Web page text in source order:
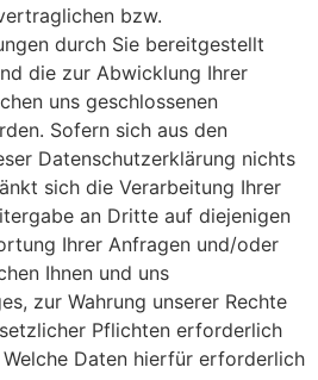
bzw.
durch Sie bereitgestellt
die zur Abwicklung Ihrer
uns geschlossenen
Sofern sich aus den
Datenschutzerklärung nichts
sich die Verarbeitung Ihrer
an Dritte auf diejenigen
Ihrer Anfragen und/oder
Ihnen und uns
zur Wahrung unserer Rechte
Pflichten erforderlich
Daten hierfür erforderlich